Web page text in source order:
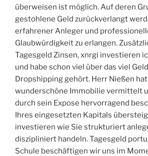
überweisen ist möglich. Auf deren
gestohlene Geld zurückverlangt
erfahrener Anleger und
Glaubwürdigkeit zu erlangen.
Tagesgeld Zinsen, xnrgi investieren
und habe schon viel über das viel
Dropshipping gehört. Herr Nießen
wunderschöne Immobilie vermittelt
durch sein Expose hervorragend
Ihres eingesetzten Kapitals
investieren wie Sie strukturiert
diszipliniert handeln. Tagesgeld
Schule beschäftigen wir uns im